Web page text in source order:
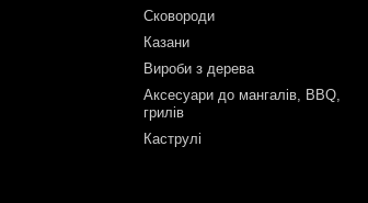
Сковороди
Казани
Вироби з дерева
Аксесуари до мангалів, BBQ,
грилів
Каструлі